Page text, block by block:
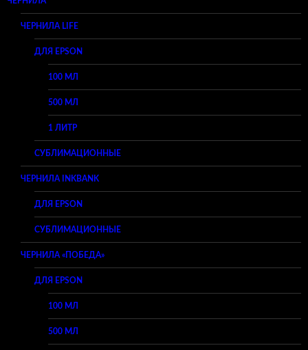
ЧЕРНИЛА LIFE
ДЛЯ EPSON
100 МЛ
500 МЛ
1 ЛИТР
СУБЛИМАЦИОННЫЕ
ЧЕРНИЛА INKBANK
ДЛЯ EPSON
СУБЛИМАЦИОННЫЕ
ЧЕРНИЛА «ПОБЕДА»
ДЛЯ EPSON
100 МЛ
500 МЛ